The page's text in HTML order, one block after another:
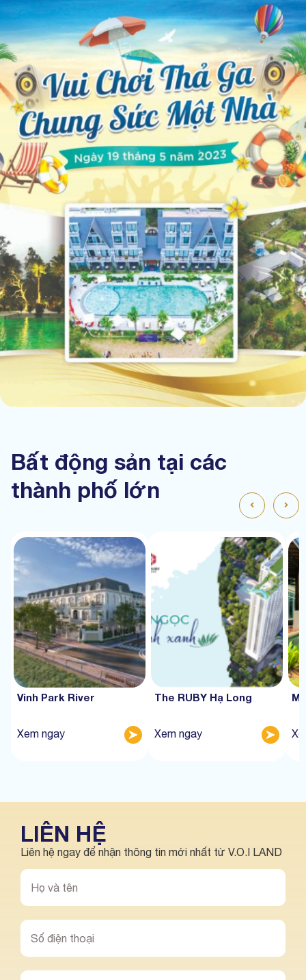
Bất động sản tại các
thành phố lớn
Vinh Park River
Xem ngay
The RUBY Hạ Long
Xem ngay
LIÊN HỆ
Liên hệ ngay để nhận thông tin mới nhất từ V.O.I LAND